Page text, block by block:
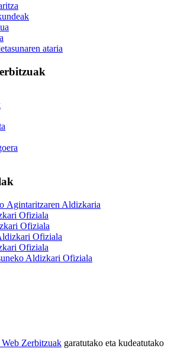
ataria
Agintaritzaren Aldizkaria
Ofiziala
Ofiziala
Ofiziala
Ofiziala
Aldizkari Ofiziala
Zerbitzuak garatutako eta kudeatutako